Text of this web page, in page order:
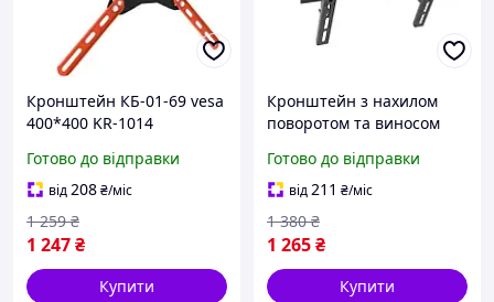
Кронштейн КБ-01-69 vesa
400*400 KR-1014
Готово до відправки
від208₴/міс
1 247₴
1 259 ₴
Купити
Кронштейн з нахилом
поворотом та виносом
чорний
Готово до відправки
від211 ₴/міс
1 265₴
1 380 ₴
Купити